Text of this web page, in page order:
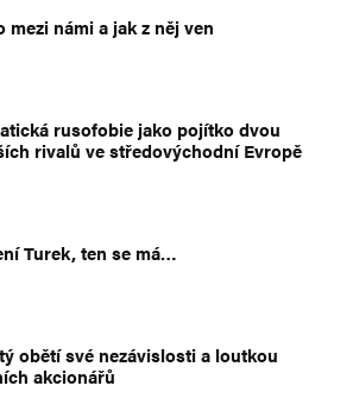
mezi námi a jak z něj ven
rusofobie jako pojítko dvou
rivalů ve středovýchodní Evropě
Turek, ten se má…
obětí své nezávislosti a loutkou
akcionářů